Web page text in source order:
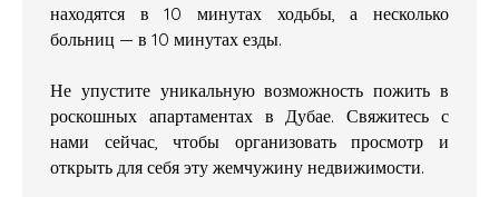
находятся в 10 минутах ходьбы, а несколько
больниц — в 10 минутах езды.
Не упустите уникальную возможность пожить в
роскошных апартаментах в Дубае. Свяжитесь с
нами сейчас, чтобы организовать просмотр и
открыть для себя эту жемчужину недвижимости.